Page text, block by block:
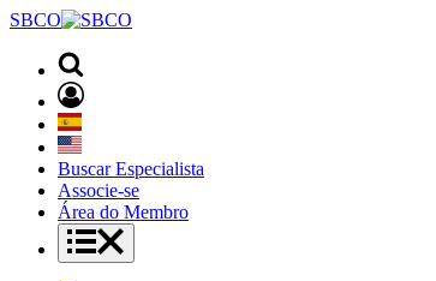
SBCO
Buscar Especialista
Associe-se
Área do Membro